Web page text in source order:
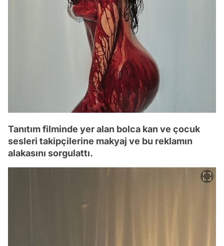
Tanıtım filminde yer alan bolca kan ve çocuk
sesleri takipçilerine makyaj ve bu reklamın
alakasını sorgulattı.